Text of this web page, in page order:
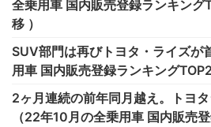
全乗用車 国内販売登録ランキン
移 ）
SUV部門は再びトヨタ・ライズが
用車 国内販売登録ランキング
2ヶ月連続の前年同月越え。トヨ
（22年10月の全乗用車 国内販売